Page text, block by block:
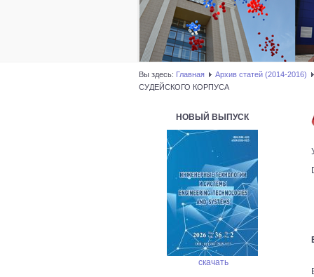
Вы здесь: Главная
Архив статей (2014-2016)
СУДЕЙСКОГО КОРПУСА
НОВЫЙ ВЫПУСК
скачать